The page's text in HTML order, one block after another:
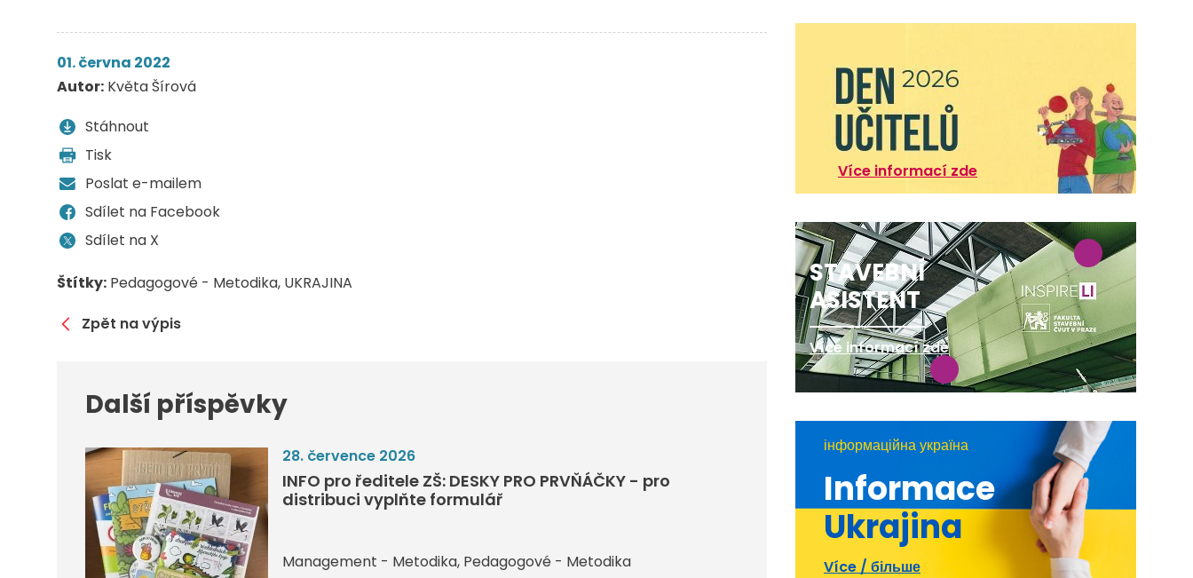
01. června 2022
Autor: Květa Šírová
Stáhnout
Tisk
Poslat e-mailem
Sdílet na Facebook
Sdílet na X
Štítky: Pedagogové - Metodika UKRAJINA
Zpět na výpis
Další příspěvky
28. července 2026
INFO pro ředitele ZŠ: DESKY PRO PRVŇÁČKY - pro
distribuci vyplňte formulář
Management - Metodika Pedagogové - Metodika
Více informací zde
STAVEBNÍ
ASISTENT
Více informací zde
інформаційна україна
Informace
Ukrajina
Více / більше